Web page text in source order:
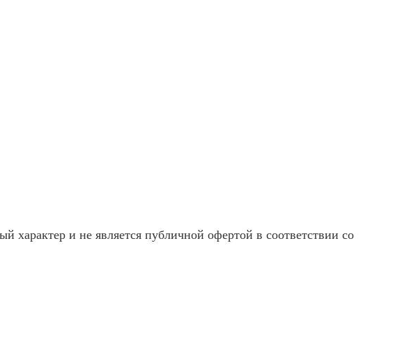
и не является публичной офертой в соответствии со